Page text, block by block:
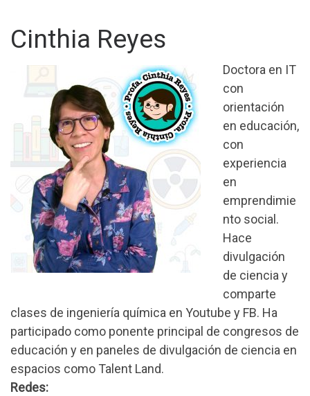
Cinthia Reyes
Doctora en IT
con
orientación
en educación,
con
experiencia
en
emprendimie
nto social.
Hace
divulgación
de ciencia y
comparte
clases de ingeniería química en Youtube y FB. Ha
participado como ponente principal de congresos de
educación y en paneles de divulgación de ciencia en
espacios como Talent Land.
Redes: